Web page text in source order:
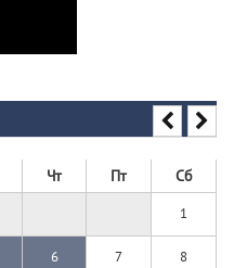
Чт Пт Сб
1
6 7 8